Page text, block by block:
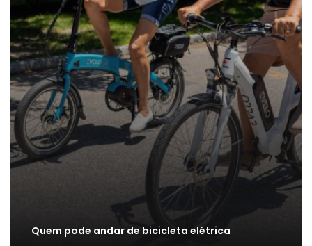
Quem pode andar de bicicleta elétrica